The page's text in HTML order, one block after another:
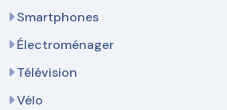
Smartphones
Électroménager
Télévision
Vélo